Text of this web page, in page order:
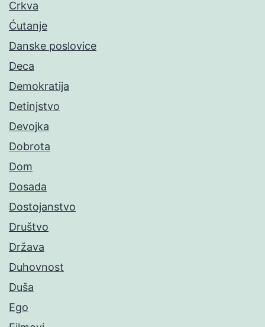
Crkva
Ćutanje
Danske poslovice
Deca
Demokratija
Detinjstvo
Devojka
Dobrota
Dom
Dosada
Dostojanstvo
Društvo
Država
Duhovnost
Duša
Ego